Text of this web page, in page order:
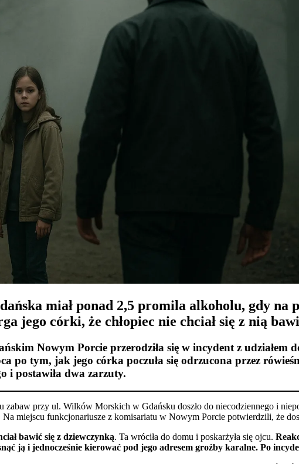
miał ponad 2,5 promila alkoholu, gdy na
jego córki, że chłopiec nie chciał się z nią
Nowym Porcie przerodziła się w incydent z udziałem
po tym, jak jego córka poczuła się odrzucona przez
i postawiła dwa zarzuty.
przy ul. Wilków Morskich w Gdańsku doszło do niecodziennego i
miejscu funkcjonariusze z komisariatu w Nowym Porcie potwierdzili, że
bawić się z dziewczynką. Ta wróciła do domu i poskarżyła się ojcu.
ją i jednocześnie kierować pod jego adresem groźby karalne. Po